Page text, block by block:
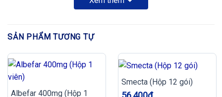
Bảo quản ở nhiệt độ không quá 30 độ C.
3. Thông tin thuốc:
Thành phần:
Gừng tươi 1.6g, tá dược vừa đủ 3g.
Quy cách đóng gói:Hộp 10 túi x 3g
SẢN PHẨM TƯƠNG TỰ
Albefar 400mg (Hộp 1
Smecta (Hộp 12 gói)